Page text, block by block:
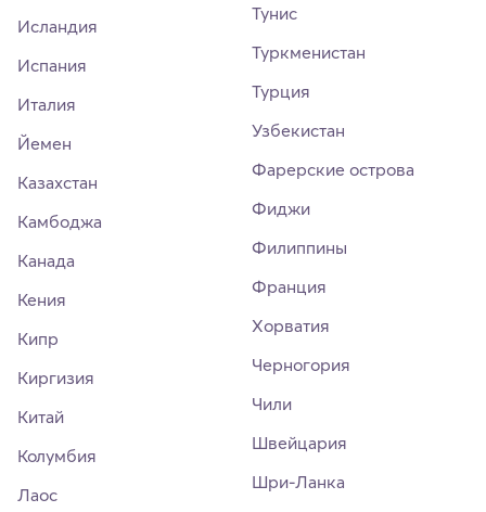
Исландия
Испания
Италия
Йемен
Казахстан
Камбоджа
Канада
Кения
Кипр
Киргизия
Китай
Колумбия
Лаос
Тунис
Туркменистан
Турция
Узбекистан
Фарерские острова
Фиджи
Филиппины
Франция
Хорватия
Черногория
Чили
Швейцария
Шри-Ланка